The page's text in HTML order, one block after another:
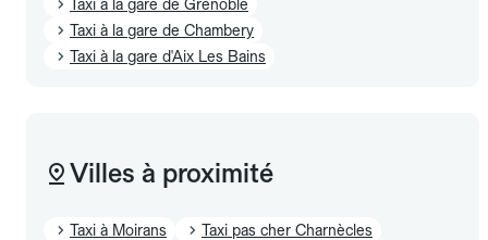
Taxi à la gare de Grenoble
Taxi à la gare de Chambery
Taxi à la gare d'Aix Les Bains
Villes à proximité
Taxi à Moirans
Taxi pas cher Charnècles